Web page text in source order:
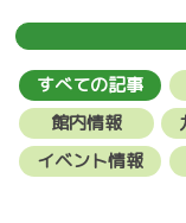
ナ
ビ
ゲ
ー
すべての記事
館内情報
イベント情報